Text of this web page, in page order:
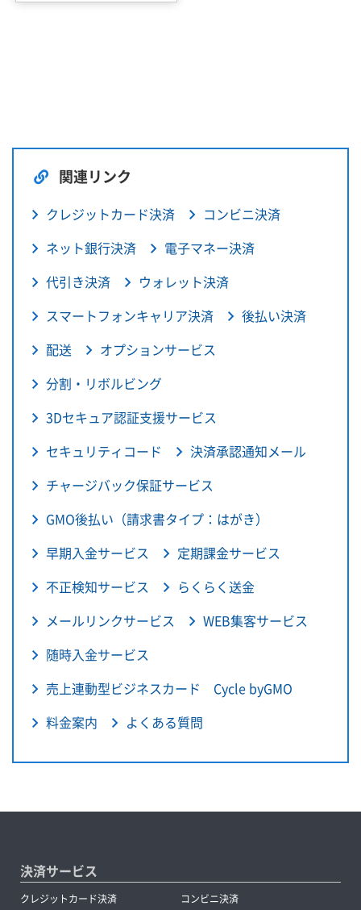
関連リンク
クレジットカード決済
コンビニ決済
ネット銀行決済
電子マネー決済
代引き決済
ウォレット決済
スマートフォンキャリア決済
後払い決済
配送
オプションサービス
分割・リボルビング
3Dセキュア認証支援サービス
セキュリティコード
決済承認通知メール
チャージバック保証サービス
GMO後払い（請求書タイプ：はがき）
早期入金サービス
定期課金サービス
不正検知サービス
らくらく送金
メールリンクサービス
WEB集客サービス
随時入金サービス
売上連動型ビジネスカード Cycle byGMO
料金案内
よくある質問
決済サービス
クレジットカード決済
コンビニ決済